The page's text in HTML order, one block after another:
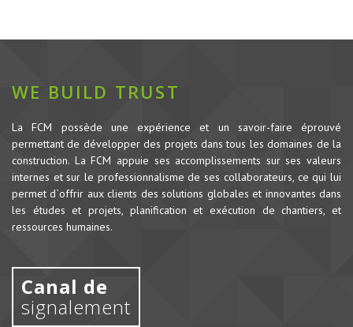
WE BUILD TRUST
La FCM possède une expérience et un savoir-faire éprouvé
permettant de développer des projets dans tous les domaines de la
construction. La FCM appuie ses accomplissements sur ses valeurs
internes et sur le professionnalisme de ses collaborateurs, ce qui lui
permet d`offrir aux clients des solutions globales et innovantes dans
les études et projets, planification et exécution de chantiers, et
ressources humaines.
Canal de
signalement